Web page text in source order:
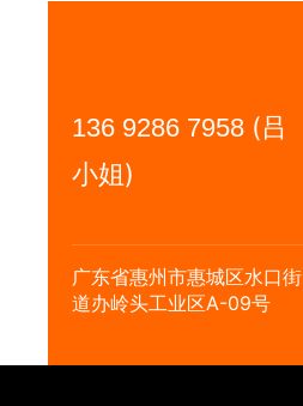
136 9286 7958 (吕
小姐)
广东省惠州市惠城区水口街
道办岭头工业区A-09号